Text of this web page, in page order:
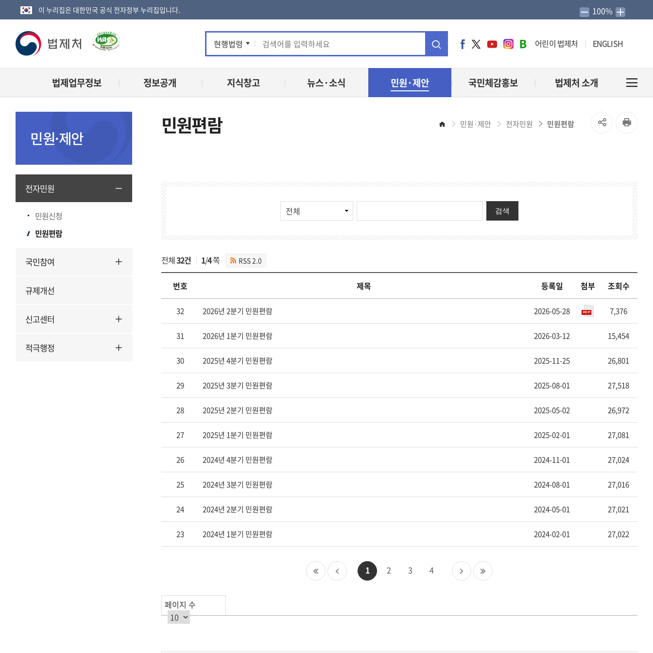
이 누리집은 대한민국 공식 전자정부 누리집입니다. 100%
법
제
로
통
합
검
현행법령
통
색
페
스
북
트
터
유
브
타
그
버
어린이 법제처 ENGLISH
법제업무정보 정보공개 지식창고 뉴스·소식 민원·제안 국민체감홍보 법제처 소개
민원·제안
전자민원
민원신청
민원편람
국민참여
규제개선
신고센터
적극행정
민원편람 홈 민원·제안 전자민원 민원편람
SNS
열
인
민
원
편
람
검
색
검색
전체32건 1/4쪽 RSS 2.0
편
의
호,
목,
록
,
제
합
번호 제목 등록일 첨부 조회수
32 2026년 2분기 민원편람 2026-05-28 7,376
31 2026년 1분기 민원편람 2026-03-12 15,454
30 2025년 4분기 민원편람 2025-11-25 26,801
29 2025년 3분기 민원편람 2025-08-01 27,518
28 2025년 2분기 민원편람 2025-05-02 26,972
27 2025년 1분기 민원편람 2025-02-01 27,081
26 2024년 4분기 민원편람 2024-11-01 27,024
25 2024년 3분기 민원편람 2024-08-01 27,016
24 2024년 2분기 민원편람 2024-05-01 27,021
23 2024년 1분기 민원편람 2024-02-01 27,022
첫
페
이
전
지
1 2 3 4
다
음
지
마
지
이
페이지 수